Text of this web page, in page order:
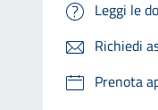
Leggi le
Richiedi
Prenota